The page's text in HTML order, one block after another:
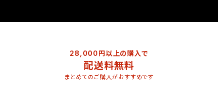
28,000円以上の購入で
配送料無料
まとめてのご購入がおすすめです